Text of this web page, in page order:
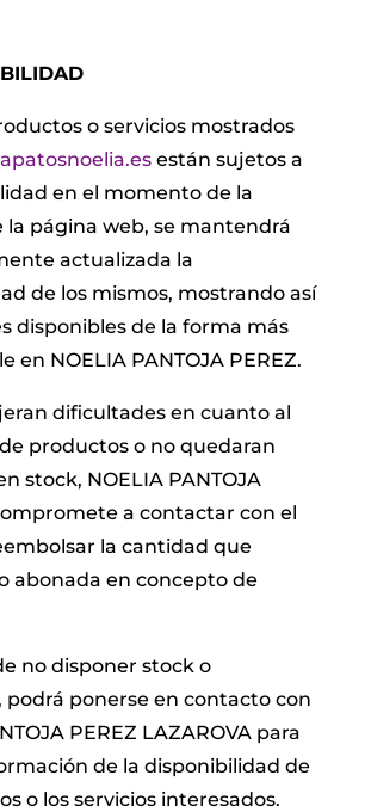
o servicios mostrados
están sujetos a
en el momento de la
la página web, se mantendrá
actualizada la
de los mismos, mostrando así
disponibles de la forma más
en NOELIA PANTOJA PEREZ.
dificultades en cuanto al
productos o no quedaran
stock, NOELIA PANTOJA
a contactar con el
la cantidad que
abonada en concepto de
no disponer stock o
podrá ponerse en contacto con
PEREZ LAZAROVA para
de la disponibilidad de
o los servicios interesados.